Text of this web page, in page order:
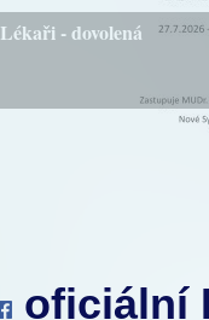
Lékaři - dovolená
oficiální